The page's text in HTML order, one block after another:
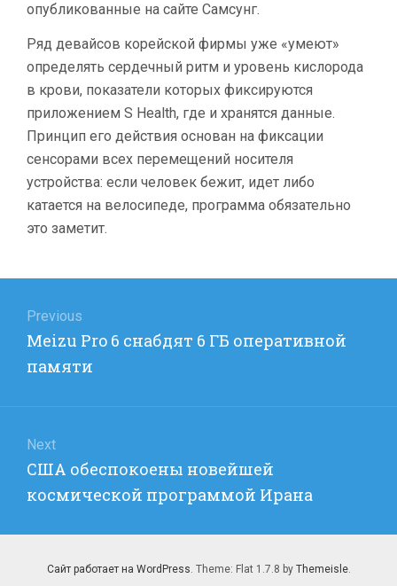
опубликованные на сайте Самсунг.
Ряд девайсов корейской фирмы уже «умеют»
определять сердечный ритм и уровень кислорода
в крови, показатели которых фиксируются
приложением S Health, где и хранятся данные.
Принцип его действия основан на фиксации
сенсорами всех перемещений носителя
устройства: если человек бежит, идет либо
катается на велосипеде, программа обязательно
это заметит.
по
записям
Previous
Previous
post:
Meizu Pro 6 снабдят 6 ГБ оперативной
памяти
Next
Next
post:
США обеспокоены новейшей
космической программой Ирана
Сайт работает на WordPress. Theme: Flat 1.7.8 by Themeisle.